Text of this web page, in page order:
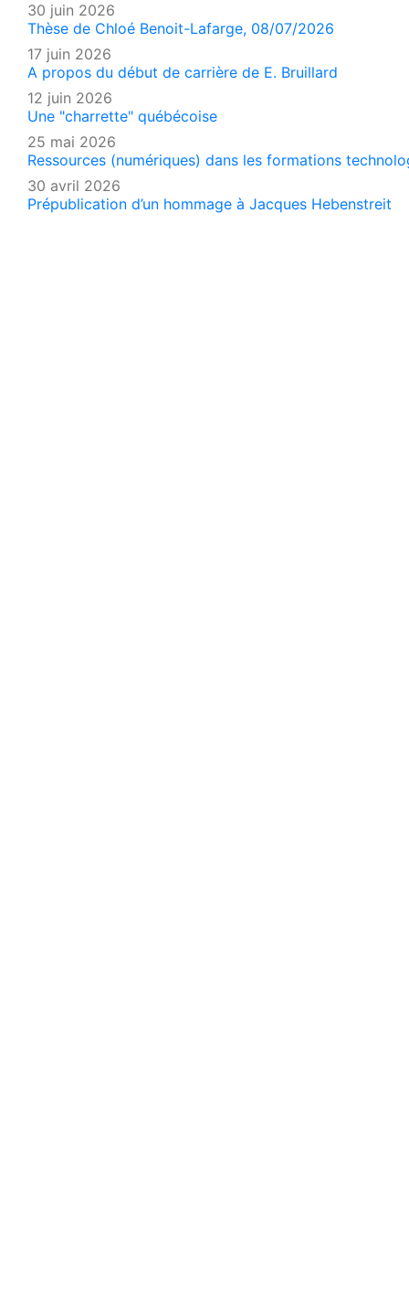
30 juin 2026
Thèse de Chloé Benoit-Lafarge, 08/07/2026
17 juin 2026
A propos du début de carrière de E. Bruillard
12 juin 2026
Une "charrette" québécoise
25 mai 2026
Ressources (numériques) dans les formations
30 avril 2026
Prépublication d’un hommage à Jacques Hebenstreit